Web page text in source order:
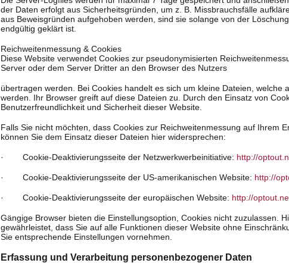
der Daten erfolgt aus Sicherheitsgründen, um z. B. Missbrauchsfälle
aus Beweisgründen aufgehoben werden, sind sie solange von der
endgültig geklärt ist.
Reichweitenmessung & Cookies
Diese Website verwendet Cookies zur pseudonymisierten
Server oder dem Server Dritter an den Browser des Nutzers
übertragen werden. Bei Cookies handelt es sich um kleine Dateien, welche
werden. Ihr Browser greift auf diese Dateien zu. Durch den Einsatz von
Benutzerfreundlichkeit und Sicherheit dieser Website.
Falls Sie nicht möchten, dass Cookies zur Reichweitenmessung auf Ihrem
können Sie dem Einsatz dieser Dateien hier widersprechen:
· Cookie-Deaktivierungsseite der Netzwerkwerbeinitiative: http://
· Cookie-Deaktivierungsseite der US-amerikanischen Website: http://
· Cookie-Deaktivierungsseite der europäischen Website: http://
Gängige Browser bieten die Einstellungsoption, Cookies nicht zuzulassen.
gewährleistet, dass Sie auf alle Funktionen dieser Website ohne
Sie entsprechende Einstellungen vornehmen.
Erfassung und Verarbeitung personenbezogener Daten